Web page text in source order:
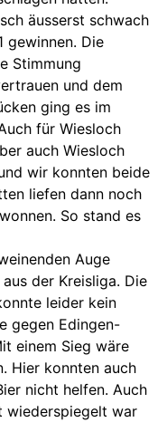
äusserst schwach
gewinnen. Die
Stimmung
und dem
ging es im
für Wiesloch
auch Wiesloch
wir konnten beide
liefen dann noch
So stand es
Auge
der Kreisliga. Die
leider kein
gegen Edingen-
einem Sieg wäre
Hier konnten auch
nicht helfen. Auch
wiederspiegelt war